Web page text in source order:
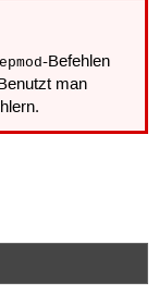
-Befehlen
man